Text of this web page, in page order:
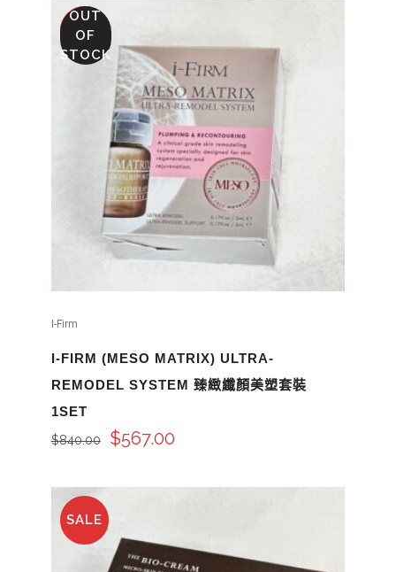
SALE
OUT
OF
STOCK
I-Firm
I-FIRM (MESO MATRIX) ULTRA-
REMODEL SYSTEM 臻緻纖顏美塑套裝
1SET
$840.00 $567.00
SALE